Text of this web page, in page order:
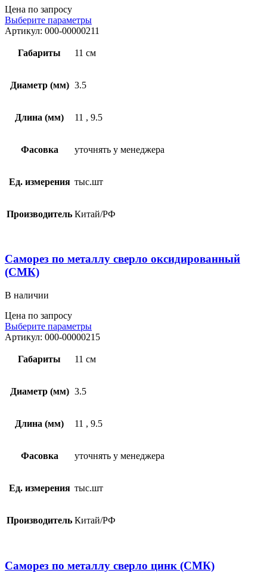
Цена по запросу
Выберите параметры
Артикул: 000-00000211
Габариты 11 см
Диаметр (мм) 3.5
Длина (мм) 11 , 9.5
Фасовка уточнять у менеджера
Ед. измерения тыс.шт
Производитель Китай/РФ
Саморез по металлу сверло оксидированный
(СМК)
В наличии
Цена по запросу
Выберите параметры
Артикул: 000-00000215
Габариты 11 см
Диаметр (мм) 3.5
Длина (мм) 11 , 9.5
Фасовка уточнять у менеджера
Ед. измерения тыс.шт
Производитель Китай/РФ
Саморез по металлу сверло цинк (СМК)